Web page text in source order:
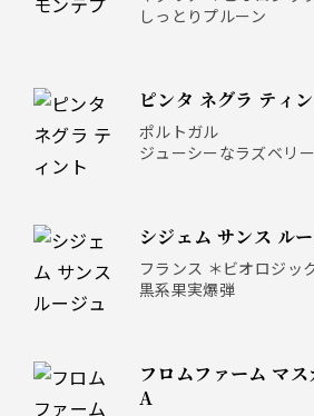
しっとりプルーン
ピンタ ネグラ ティ
ポルトガル
ジューシーなラズベリー
シジェム サンス ル
フランス ＊ビオロジッ
黒系果実爆弾
フロムファーム マスカット・ベーリー
A